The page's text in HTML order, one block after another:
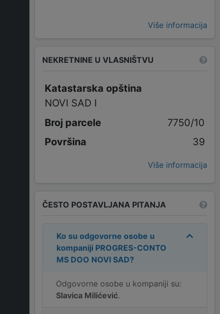
Više informacija
NEKRETNINE U VLASNIŠTVU
Katastarska opština
NOVI SAD I
7750/10
39
Više informacija
ČESTO POSTAVLJANA PITANJA
Ko su odgovorne osobe u
kompaniji PROGRES-CONTO
MS DOO NOVI SAD?
Odgovorne osobe u kompaniji su:
Slavica Milićević.